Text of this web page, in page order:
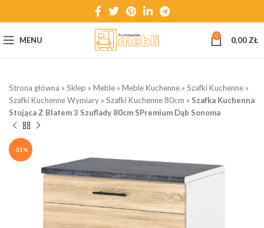
MENU 0 0,00 ZŁ
Strona główna » Sklep » Meble » Meble Kuchenne » Szafki Kuchenne »
Szafki Kuchenne Wymiary » Szafki Kuchenne 80cm » Szafka Kuchenna
Stojąca Z Blatem 3 Szuflady 80cm SPremium Dąb Sonoma
-31%